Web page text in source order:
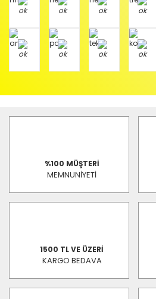
%100 MÜŞTERİ
MEMNUNİYETİ
1500 TL VE ÜZERİ
KARGO BEDAVA